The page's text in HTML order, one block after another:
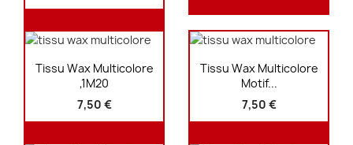
Aperçu rapide
Tissu Wax Multicolore
,1M20
7,50 €
Aperçu rapide
Tissu Wax Multicolore
Motif...
7,50 €